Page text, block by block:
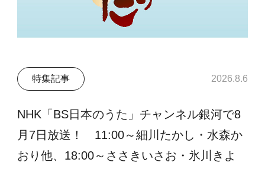
特集記事 2026.8.6
NHK「BS日本のうた」チャンネル銀河で8
月7日放送！ 11:00～細川たかし・水森か
おり他、18:00～ささきいさお・氷川きよ